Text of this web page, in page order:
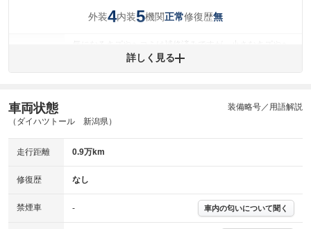
外装4内装5機関正常修復歴無
コミが残っています。
(内装状態)
機関 主要機関に不具合はありません。
修復歴 詳細は鑑定書をご確認ください。
※グー鑑定は保証サービスではございません。購入時は必ず現車をご確認
※実際にお渡しするコンディションチェックシートにつきましては、形式
詳しく見る
車両状態
（ダイハツトール 新潟県）
装備略号／用語解説
走行距離 0.9万km
修復歴 なし
禁煙車 - 車内の匂いについて聞く